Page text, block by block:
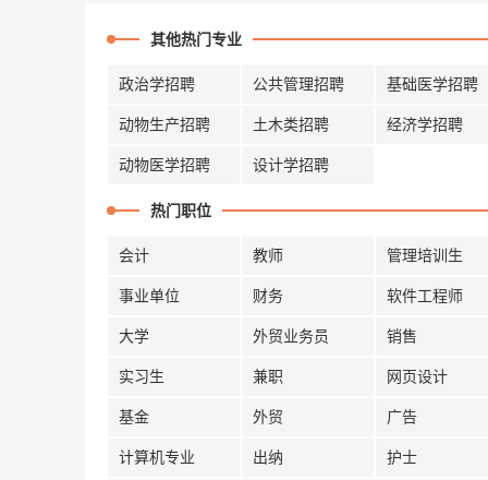
其他热门专业
政治学招聘 公共管理招聘 基础医学招聘
动物生产招聘 土木类招聘 经济学招聘
动物医学招聘 设计学招聘
热门职位
会计 教师 管理培训生
事业单位 财务 软件工程师
大学 外贸业务员 销售
实习生 兼职 网页设计
基金 外贸 广告
计算机专业 出纳 护士